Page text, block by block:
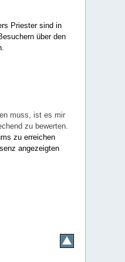
Priester sind in
über den
muss, ist es mir
zu bewerten.
zu erreichen
angezeigten